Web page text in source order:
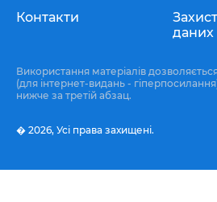
Контакти
даних
Використання матеріалів
(для інтернет-видань -
нижче за третій абзац.
� 2026, Усі права захищені.